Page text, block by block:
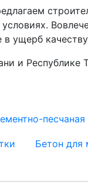
ущерб
и Республике
песчаная
Бетон для